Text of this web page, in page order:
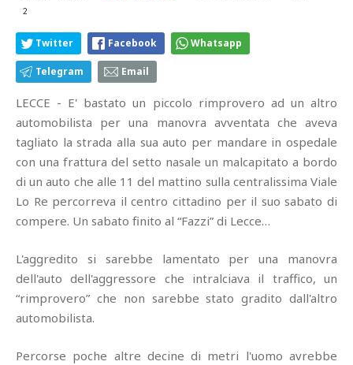
2
Twitter Facebook Whatsapp
Telegram Email
LECCE - E' bastato un piccolo rimprovero ad un altro
automobilista per una manovra avventata che aveva
tagliato la strada alla sua auto per mandare in ospedale
con una frattura del setto nasale un malcapitato a bordo
di un auto che alle 11 del mattino sulla centralissima Viale
Lo Re percorreva il centro cittadino per il suo sabato di
compere. Un sabato finito al “Fazzi” di Lecce…
L'aggredito si sarebbe lamentato per una manovra
dell'auto dell'aggressore che intralciava il traffico, un
“rimprovero” che non sarebbe stato gradito dall'altro
automobilista.
Percorse poche altre decine di metri l'uomo avrebbe